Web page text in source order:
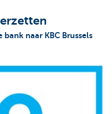
naar KBC Brussels